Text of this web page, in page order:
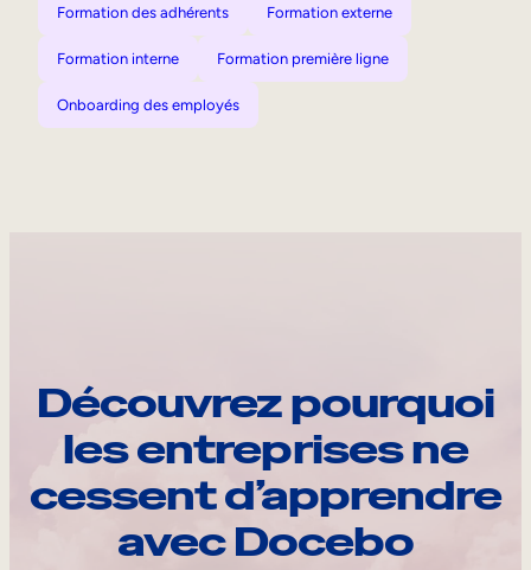
Formation des adhérents Formation externe
Formation interne Formation première ligne
Onboarding des employés
Découvrez pourquoi
les entreprises ne
cessent d’apprendre
avec Docebo